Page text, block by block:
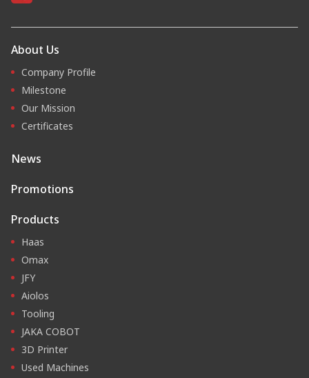
About Us
Company Profile
Milestone
Our Mission
Certificates
News
Promotions
Products
Haas
Omax
JFY
Aiolos
Tooling
JAKA COBOT
3D Printer
Used Machines